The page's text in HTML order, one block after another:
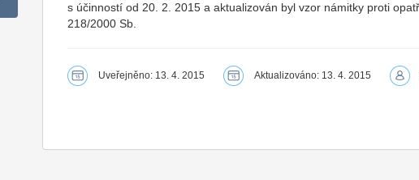
s účinností od 20. 2. 2015 a aktualizován byl vzor námitky proti
218/2000 Sb.
Uveřejněno: 13. 4. 2015 Aktualizováno: 13. 4. 2015